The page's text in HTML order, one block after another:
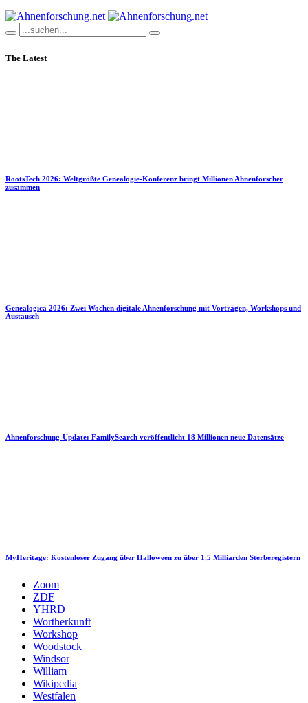
The Latest
RootsTech 2026: Weltgrößte Genealogie-Konferenz bringt Millionen Ahnenforscher
zusammen
Genealogica 2026: Zwei Wochen digitale Ahnenforschung mit Vorträgen, Workshops und
Austausch
Ahnenforschung-Update: FamilySearch veröffentlicht 18 Millionen neue Datensätze
MyHeritage: Kostenloser Zugang über Halloween zu über 1,5 Milliarden Sterberegistern
Zoom
ZDF
YHRD
Wortherkunft
Workshop
Woodstock
Windsor
William
Wikipedia
Westfalen